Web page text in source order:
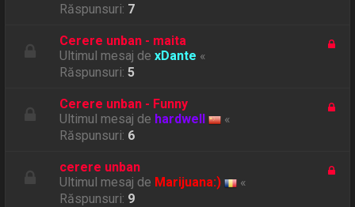
Răspunsuri: 7
Cerere unban - maita
Ultimul mesaj dexDante «
Răspunsuri:5
Cerere unban - Funny
Ultimul mesaj de hardwell
«
Răspunsuri: 6
cerere unban
Ultimul mesaj de Marijuana:)
«
Răspunsuri: 9